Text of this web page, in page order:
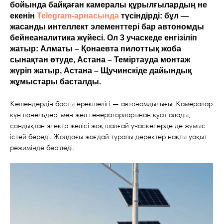
бойында байқаған камералы құрылғылардың не
екенін Telegram-арнасында түсіндірді: бұл —
жасанды интеллект элементтері бар автономды
бейнеаналитика жүйесі. Ол 3 учаскеде енгізіліп
жатыр: Алматы – Қонаевта пилоттық жоба
сынақтан өтуде, Астана – Теміртауда монтаж
жүріп жатыр, Астана – Щучинскіде дайындық
жұмыстары басталды.
Кешендердің басты ерекшелігі — автономдылығы. Камералар
күн панельдері мен жел генераторларынан қуат алады,
сондықтан электр желісі жоқ шалғай учаскелерде де жұмыс
істей береді. Жолдағы жағдай туралы деректер нақты уақыт
режимінде беріледі.